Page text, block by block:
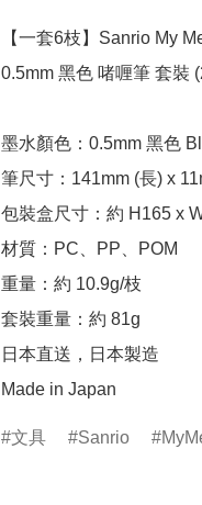
【一套6枝】Sanrio My
0.5mm 黑色 啫喱筆 套裝
墨水顏色：0.5mm 黑色
筆尺寸：141mm (長) x
包裝盒尺寸：約 H165 x
材質：PC、PP、POM
重量：約 10.9g/枝
套裝重量：約 81g
日本直送，日本製造
Made in Japan
文具 Sanrio